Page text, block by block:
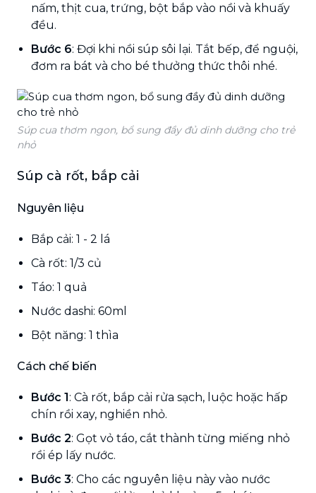
nấm, thịt cua, trứng, bột bắp vào nồi và khuấy
đều.
Bước 6: Đợi khi nồi súp sôi lại. Tắt bếp, để nguội,
đơm ra bát và cho bé thưởng thức thôi nhé.
Súp cua thơm ngon, bổ sung đầy đủ dinh dưỡng cho trẻ
nhỏ
Súp cà rốt, bắp cải
Nguyên liệu
Bắp cải: 1 - 2 lá
Cà rốt: 1/3 củ
Táo: 1 quả
Nước dashi: 60ml
Bột năng: 1 thìa
Cách chế biến
Bước 1: Cà rốt, bắp cải rửa sạch, luộc hoặc hấp
chín rồi xay, nghiền nhỏ.
Bước 2: Gọt vỏ táo, cắt thành từng miếng nhỏ
rồi ép lấy nước.
Bước 3: Cho các nguyên liệu này vào nước